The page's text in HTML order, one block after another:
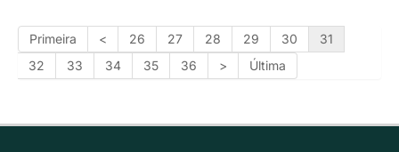
Primeira < 26 27 28 29 30
31
32
33 34 35 36 > Última